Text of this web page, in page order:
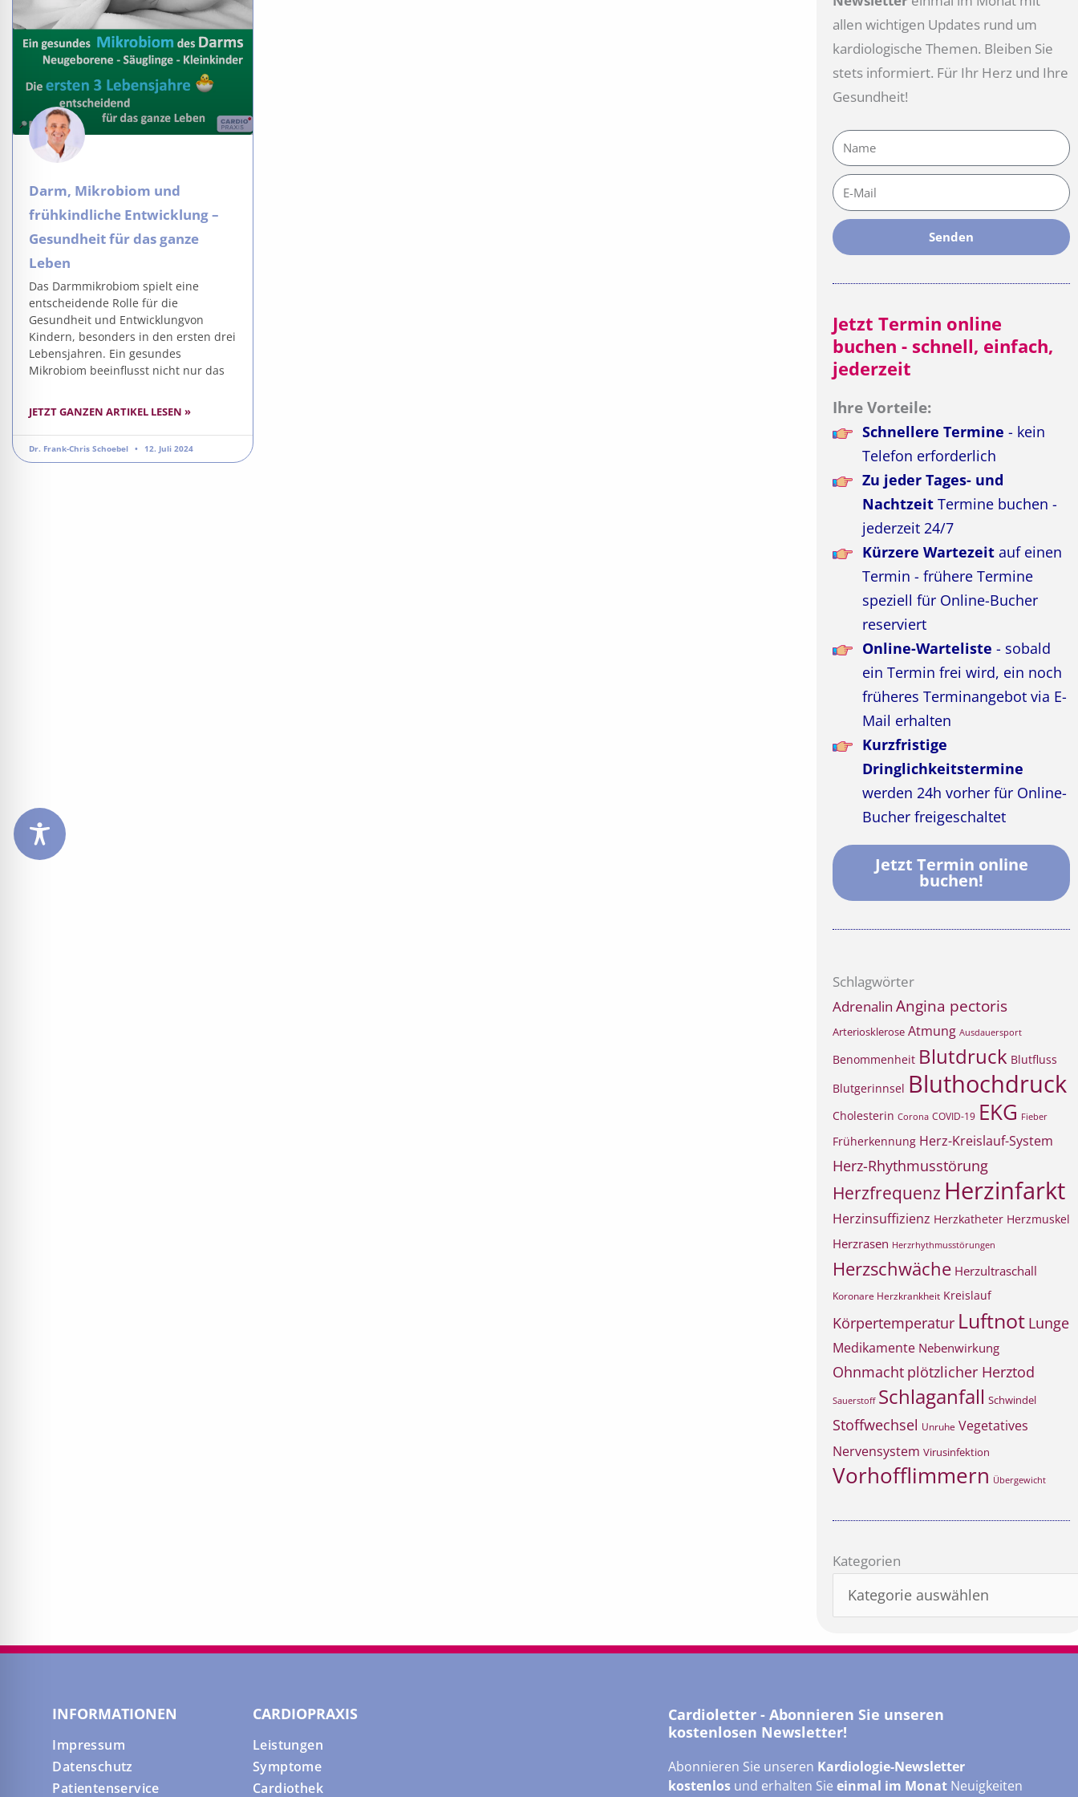
Darm, Mikrobiom und
frühkindliche Entwicklung –
Gesundheit für das ganze
Leben
Das Darmmikrobiom spielt eine
entscheidende Rolle für die
Gesundheit und Entwicklungvon
Kindern, besonders in den ersten drei
Lebensjahren. Ein gesundes
Mikrobiom beeinflusst nicht nur das
JETZT GANZEN ARTIKEL LESEN »
Dr. Frank-Chris Schoebel 12. Juli 2024
allen wichtigen Updates rund um
kardiologische Themen. Bleiben Sie
stets informiert. Für Ihr Herz und Ihre
Gesundheit!
Name
E-
Mail
Senden
Jetzt Termin online
buchen - schnell, einfach,
jederzeit
Ihre Vorteile:
Schnellere Termine - kein
Telefon erforderlich
Zu jeder Tages- und
NachtzeitTermine buchen -
jederzeit 24/7
Kürzere Wartezeitauf einen
Termin - frühere Termine
speziell für Online-Bucher
reserviert
Online-Warteliste - sobald
ein Termin frei wird, ein noch
früheres Terminangebot via E-
Mail erhalten
Kurzfristige
Dringlichkeitstermine
werden 24h vorher für Online-
Bucher freigeschaltet
Jetzt Termin online
buchen!
Schlagwörter
Adrenalin Angina pectoris
Arteriosklerose Atmung Ausdauersport
Benommenheit Blutdruck Blutfluss
Blutgerinnsel Bluthochdruck
Cholesterin Corona COVID-19 EKG Fieber
Früherkennung Herz-Kreislauf-System
Herz-Rhythmusstörung
Herzfrequenz Herzinfarkt
Herzinsuffizienz Herzkatheter Herzmuskel
Herzrasen Herzrhythmusstörungen
Herzschwäche Herzultraschall
Koronare Herzkrankheit Kreislauf
Körpertemperatur Luftnot Lunge
Medikamente Nebenwirkung
Ohnmacht plötzlicher Herztod
Sauerstoff Schlaganfall Schwindel
Stoffwechsel Unruhe Vegetatives
Nervensystem Virusinfektion
Vorhofflimmern Übergewicht
Kategorien
Kategorien
INFORMATIONEN
Impressum
Datenschutz
Patientenservice
CARDIOPRAXIS
Leistungen
Symptome
Cardiothek
Cardioletter - Abonnieren Sie unseren
kostenlosen Newsletter!
Abonnieren Sie unseren Kardiologie-Newsletter
kostenlos und erhalten Sieeinmal im Monat Neuigkeiten